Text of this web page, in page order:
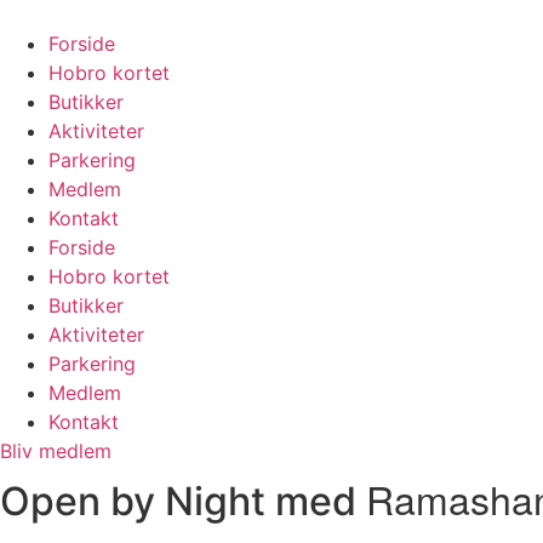
content
Forside
Hobro kortet
Butikker
Aktiviteter
Parkering
Medlem
Kontakt
Forside
Hobro kortet
Butikker
Aktiviteter
Parkering
Medlem
Kontakt
Bliv medlem
Open by Night med